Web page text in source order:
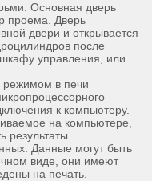
Основная дверь
проема. Дверь
двери и открывается
после
управления, или
режимом в печи
к компьютеру.
на компьютере,
результаты
Данные могут быть
виде, они имеют
на печать.